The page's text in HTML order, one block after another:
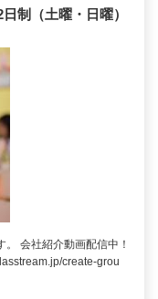
制（土曜・日曜）
会社紹介動画配信中！
create-grou